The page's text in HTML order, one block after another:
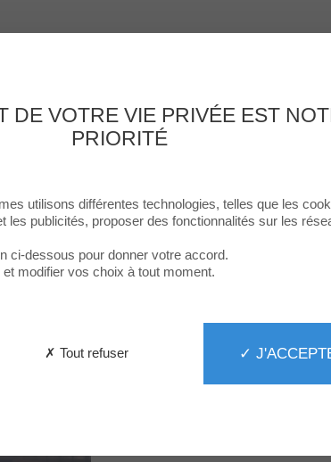
FoodLoisirs & CultureServicesLe CentreThe
Les Arènes Fermé
DE VOTRE VIE PRIVÉE EST
PRIORITÉ
utilisons différentes technologies, telles que les
les publicités, proposer des fonctionnalités sur les
ci-dessous pour donner votre accord.
modifier vos choix à tout moment.
✓
✗ Tout refuser